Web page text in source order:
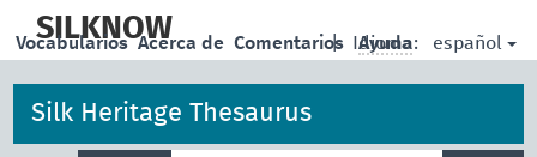
main
SILKNOW | Idioma: español
Vocabularios Acerca de Comentarios Ayuda
Silk Heritage Thesaurus